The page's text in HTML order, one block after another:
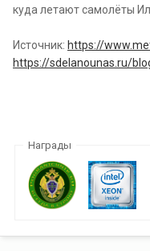
куда летают самолёты
Источник: https://
https://sdelanounas.ru/
Награды